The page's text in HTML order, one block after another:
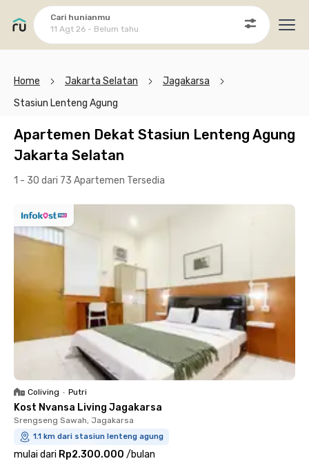
Cari hunianmu
11 Agt 26 - Belum tahu
Home Jakarta Selatan
Jagakarsa
Stasiun Lenteng Agung
Apartemen Dekat Stasiun Lenteng Agung
Jakarta Selatan
1 - 30 dari 73 Apartemen Tersedia
Coliving • Putri
Kost Nvansa Living Jagakarsa
Srengseng Sawah, Jagakarsa
1.1 km dari stasiun lenteng agung
mulai dari Rp2.300.000 /bulan